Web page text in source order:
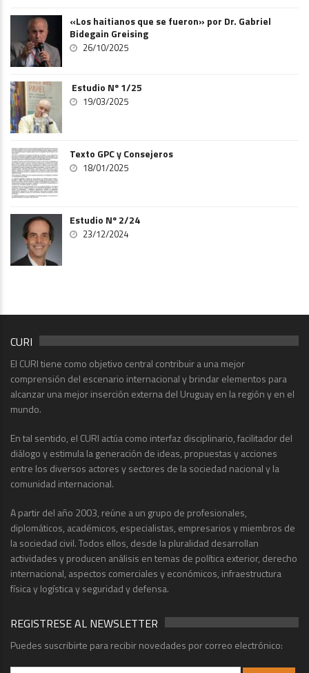
«Los haitianos que se fueron» por Dr. Gabriel
Bidegain Greising
26/10/2025
Estudio Nº 1/25
19/03/2025
Texto GPC y Consejeros
18/01/2025
Estudio Nº 2/24
23/12/2024
CURI
El CURI tiene como objetivo central contribuir a una mejor
comprensión del escenario internacional y brindar elementos para
alcanzar una mejor inserción externa del Uruguay en la región y en el
mundo.
En tal sentido, el CURI actúa como interfaz disciplinario, facilitador del
diálogo y estimula la generación de ideas, propuestas y acciones
entre los diversos actores y sectores de la sociedad nacional y la
comunidad internacional.
A partir del año 2003, reúne a un grupo de profesionales,
diplomáticos, académicos, especialistas, empresarios y miembros de
la sociedad civil. Todos ellos, desde la pluralidad desarrollan
actividades y producen análisis en temas de política exterior, derecho
internacional, aspectos comerciales y económicos, infraestructura
física y logística y seguridad y defensa.
REGISTRESE AL NEWSLETTER
Puedes suscribirte para recibir novedades por correo electrónico: